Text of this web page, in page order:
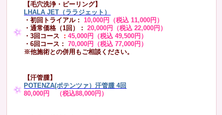
【毛穴洗浄・ピーリング】
LHALA JET（ララジェット）
・初回トライアル：10,000円（税込 11,000円）
・通常価格（1回）：
20,000円（税込 22,000円）
・3回コース ：45,000円（税込 49,500円）
・6回コース：
70,000円（税込 77,000円）
※他施術との併用もご相談ください。
【汗管腫】
POTENZA(ポテンツァ）汗管腫 4回
80,000円 （税込88,000円）